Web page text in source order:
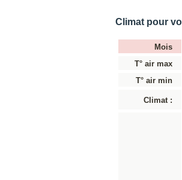
Climat pour
Mois
T° air max
T° air min
Climat :